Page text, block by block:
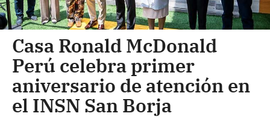
Casa Ronald McDonald
Perú celebra primer
aniversario de atención en
el INSN San Borja